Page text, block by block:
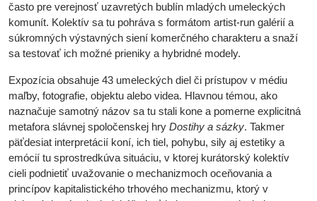
často pre verejnosť uzavretých bublín mladých umeleckých
komunít. Kolektív sa tu pohráva s formátom artist-run galérií a
súkromných výstavných siení komerčného charakteru a snaží
sa testovať ich možné prieniky a hybridné modely.
Expozícia obsahuje 43 umeleckých diel či prístupov v médiu
maľby, fotografie, objektu alebo videa. Hlavnou témou, ako
naznačuje samotný názov sa tu stali kone a pomerne explicitná
metafora slávnej spoločenskej hry Dostihy a sázky. Takmer
päťdesiat interpretácií koní, ich tiel, pohybu, sily aj estetiky a
emócií tu sprostredkúva situáciu, v ktorej kurátorský kolektív
cieli podnietiť uvažovanie o mechanizmoch oceňovania a
princípov kapitalistického trhového mechanizmu, ktorý v